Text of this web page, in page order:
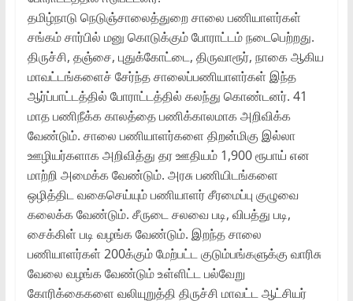
தமிழ்நாடு நெடுஞ்சாலைத்துறை சாலை பணியாளர்கள்
சங்கம் சார்பில் மனு கொடுக்கும் போராட்டம் நடைபெற்றது.
திருச்சி, தஞ்சை, புதுக்கோட்டை, திருவாரூர், நாகை ஆகிய
மாவட்டங்களைச் சேர்ந்த சாலைப்பணியாளர்கள் இந்த
ஆர்ப்பாட்டத்தில் போராட்டத்தில் கலந்து கொண்டனர். 41
மாத பணிநீக்க காலத்தை பணிக்காலமாக அறிவிக்க
வேண்டும். சாலை பணியாளர்களை திறன்மிகு இல்லா
ஊழியர்களாக அறிவித்து தர ஊதியம் 1,900 ரூபாய் என
மாற்றி அமைக்க வேண்டும். அரசு பணியிடங்களை
ஒழித்திட வகைசெய்யும் பணியாளர் சீரமைப்பு குழுவை
கலைக்க வேண்டும். சீருடை சலவை படி, விபத்து படி,
சைக்கிள் படி வழங்க வேண்டும். இறந்த சாலை
பணியாளர்கள் 200க்கும் மேற்பட்ட குடும்பங்களுக்கு வாரிசு
வேலை வழங்க வேண்டும் உள்ளிட்ட பல்வேறு
கோரிக்கைகளை வலியுறுத்தி திருச்சி மாவட்ட ஆட்சியர்